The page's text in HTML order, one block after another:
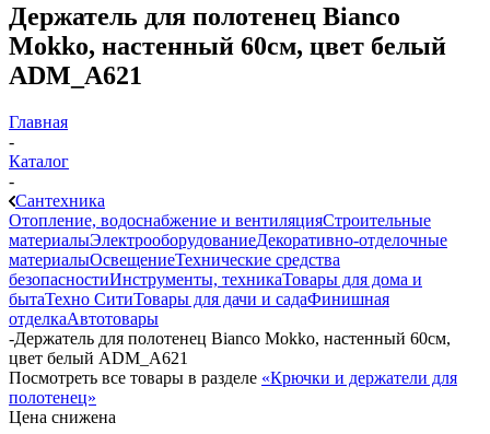
Держатель для полотенец Bianco
Mokko, настенный 60см, цвет белый
ADM_A621
Главная
-
Каталог
-
Сантехника
Отопление, водоснабжение и вентиляцияСтроительные
материалыЭлектрооборудованиеДекоративно-отделочные
материалыОсвещениеТехнические средства
безопасностиИнструменты, техникаТовары для дома и
бытаТехно СитиТовары для дачи и садаФинишная
отделкаАвтотовары
-Держатель для полотенец Bianco Mokko, настенный 60см,
цвет белый ADM_A621
Посмотреть все товары в разделе «Крючки и держатели для
полотенец»
Цена снижена